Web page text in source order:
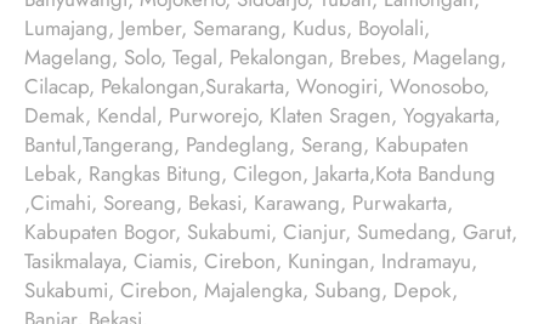
Lumajang, Jember, Semarang, Kudus, Boyolali,
Magelang, Solo, Tegal, Pekalongan, Brebes, Magelang,
Cilacap, Pekalongan,Surakarta, Wonogiri, Wonosobo,
Demak, Kendal, Purworejo, Klaten Sragen, Yogyakarta,
Bantul,Tangerang, Pandeglang, Serang, Kabupaten
Lebak, Rangkas Bitung, Cilegon, Jakarta,Kota Bandung
,Cimahi, Soreang, Bekasi, Karawang, Purwakarta,
Kabupaten Bogor, Sukabumi, Cianjur, Sumedang, Garut,
Tasikmalaya, Ciamis, Cirebon, Kuningan, Indramayu,
Sukabumi, Cirebon, Majalengka, Subang, Depok,